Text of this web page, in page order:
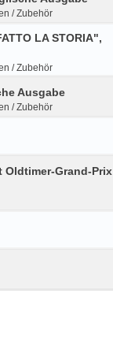
/ Zubehör
LA STORIA",
/ Zubehör
Ausgabe
/ Zubehör
Oldtimer-Grand-Prix